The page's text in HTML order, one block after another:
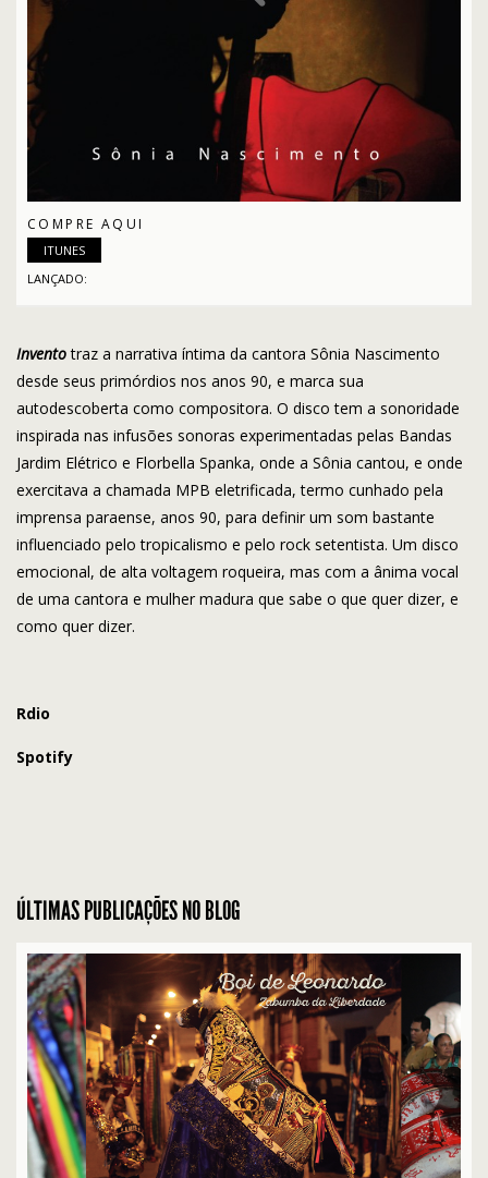
COMPRE AQUI
ITUNES
LANÇADO:
Inventotraz a narrativa íntima da cantora Sônia Nascimento
desde seus primórdios nos anos 90, e marca sua
autodescoberta como compositora. O disco tem a sonoridade
inspirada nas infusões sonoras experimentadas pelas Bandas
Jardim Elétrico e Florbella Spanka, onde a Sônia cantou, e onde
exercitava a chamada MPB eletrificada, termo cunhado pela
imprensa paraense, anos 90, para definir um som bastante
influenciado pelo tropicalismo e pelo rock setentista. Um disco
emocional, de alta voltagem roqueira, mas com a ânima vocal
de uma cantora e mulher madura que sabe o que quer dizer, e
como quer dizer.
Rdio
Spotify
ÚLTIMAS PUBLICAÇÕES NO BLOG